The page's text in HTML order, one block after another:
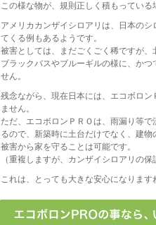
この様な物が、規則正しく積もってい
アメリカカンザイシロアリは、日本の
てくる例もあるようです。
被害としては、まだごくごく稀ですが、
ブラックバスやブルーギルの様に、か
せん。
残念ながら、現在日本には、エコボロ
ません。
ただ、エコボロンＰＲＯは、雨漏り等
るので、新築時に土台だけでなく、建
被害から家を守ることは可能です。
（重複しますが、カンザイシロアリの保
これは、とっても大きな安心になります